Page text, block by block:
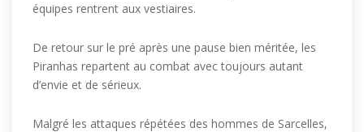
équipes rentrent aux vestiaires.
De retour sur le pré après une pause bien méritée, les
Piranhas repartent au combat avec toujours autant
d’envie et de sérieux.
Malgré les attaques répétées des hommes de Sarcelles,